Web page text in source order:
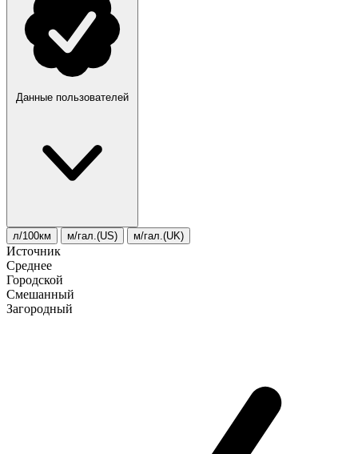
Данные пользователей
л/100км м/гал.(US) м/гал.(UK)
Источник
Среднее
Городской
Смешанный
Загородный